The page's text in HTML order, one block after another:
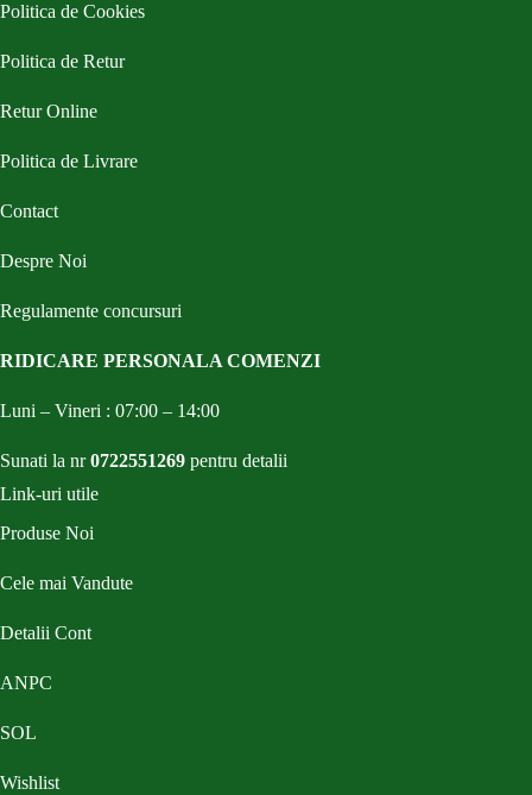
Politica de Cookies
Politica de Retur
Retur Online
Politica de Livrare
Contact
Despre Noi
Regulamente concursuri
RIDICARE PERSONALA COMENZI
Luni – Vineri : 07:00 – 14:00
Sunati la nr0722551269 pentru detalii
Link-uri utile
Produse Noi
Cele mai Vandute
Detalii Cont
ANPC
SOL
Wishlist